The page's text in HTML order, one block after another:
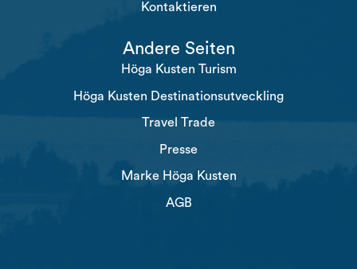
Kontaktieren
Andere Seiten
Höga Kusten Turism
Höga Kusten Destinationsutveckling
Travel Trade
Presse
Marke Höga Kusten
AGB